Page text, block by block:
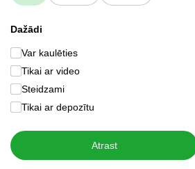
Dažādi
Var kaulēties
Tikai ar video
Steidzami
Tikai ar depozītu
Atrast